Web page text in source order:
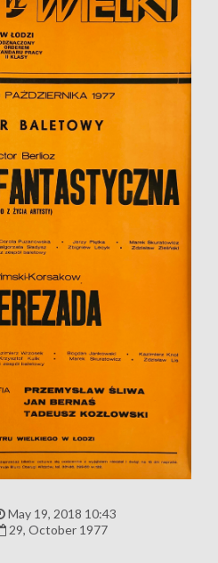
May 19, 2018 10:43
29, October 1977